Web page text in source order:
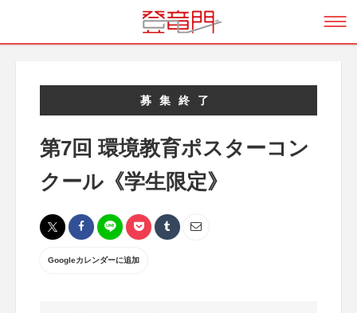
募集終了
第7回 環境教育ポスターコン
クール《学生限定》
Googleカレンダーに追加